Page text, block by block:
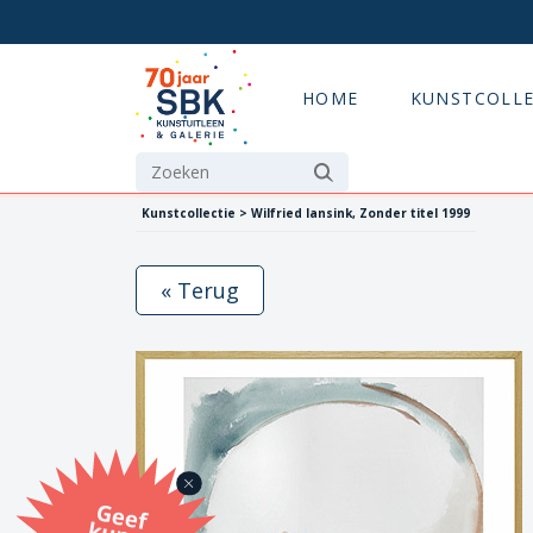
HOME
Kunstcollectie > Wilfried lansink, Zonder titel 1999
G
eef
u
n
st
a
d
o
m
et
e SB
K
u
n
stb
o
n
« Terug